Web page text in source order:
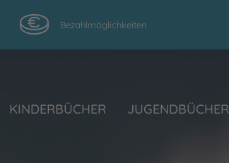
Bezahlmöglichkeiten
KINDERBÜCHER JUGENDBÜCHER